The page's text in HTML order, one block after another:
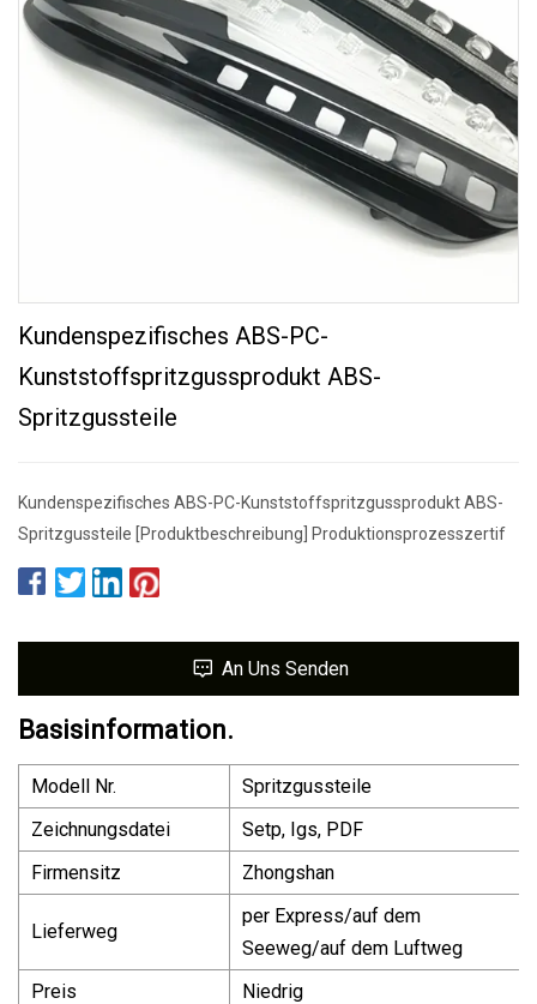
Kundenspezifisches ABS-PC-
Kunststoffspritzgussprodukt ABS-
Spritzgussteile
Kundenspezifisches ABS-PC-Kunststoffspritzgussprodukt ABS-
Spritzgussteile [Produktbeschreibung] Produktionsprozesszertif
An Uns Senden
Basisinformation.
Modell Nr.
Spritzgussteile
Zeichnungsdatei
Setp, Igs, PDF
Firmensitz
Zhongshan
Lieferweg
per Express/auf dem
Seeweg/auf dem Luftweg
Preis
Niedrig